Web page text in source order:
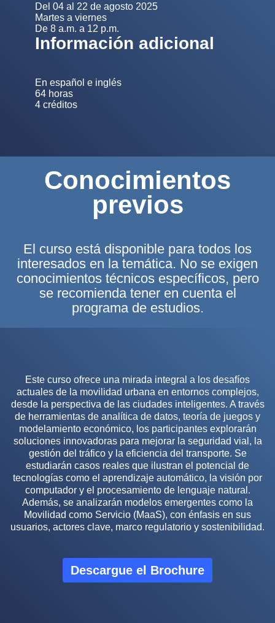
Del 04 al 22 de agosto 2025
Martes a viernes
De 8 a.m. a 12 p.m.
Información adicional
En español e inglés
64 horas
4 créditos
Conocimientos
previos
El curso está disponible para todos los
interesados en la temática. No se exigen
conocimientos técnicos específicos, pero
se recomienda tener en cuenta el
programa de estudios.
Este curso ofrece una mirada integral a los desafíos
actuales de la movilidad urbana en entornos complejos,
desde la perspectiva de las ciudades inteligentes. A través
de herramientas de analítica de datos, teoría de juegos y
modelamiento económico, los participantes explorarán
soluciones innovadoras para mejorar la seguridad vial, la
gestión del tráfico y la eficiencia del transporte. Se
estudiarán casos reales que ilustran el potencial de
tecnologías como el aprendizaje automático, la visión por
computador y el procesamiento de lenguaje natural.
Además, se analizarán modelos emergentes como la
Movilidad como Servicio (MaaS), con énfasis en sus
usuarios, actores clave, marco regulatorio y sostenibilidad.
Descargue el Brochure